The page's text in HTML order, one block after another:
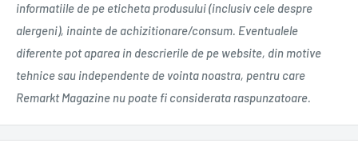
informatiile de pe eticheta produsului (inclusiv cele despre
alergeni), inainte de achizitionare/consum. Eventualele
diferente pot aparea in descrierile de pe website, din motive
tehnice sau independente de vointa noastra, pentru care
Remarkt Magazine nu poate fi considerata raspunzatoare.